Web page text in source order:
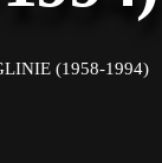
(1958-1994)